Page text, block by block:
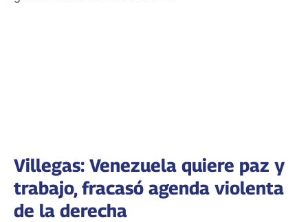
Villegas: Venezuela quiere paz y
trabajo, fracasó agenda violenta
de la derecha